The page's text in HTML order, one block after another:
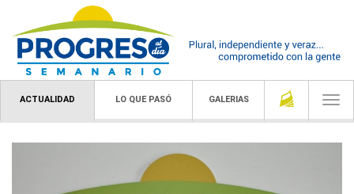
ACTUALIDAD LO QUE PASÓ GALERIAS